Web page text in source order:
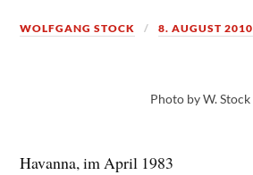
WOLFGANG STOCK 8. AUGUST 2010
Photo by W. Stock
Havanna, im April 1983